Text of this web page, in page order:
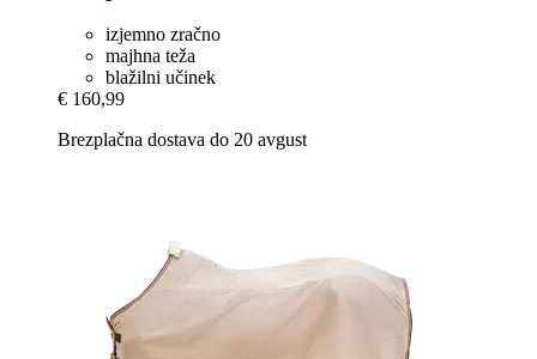
izjemno zračno
majhna teža
blažilni učinek
€ 160,99
Brezplačna dostava do 20 avgust